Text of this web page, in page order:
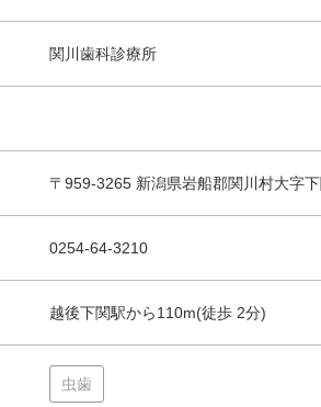
関川歯科診療所
〒959-3265 新潟県岩船郡関川村大字
0254-64-3210
越後下関駅から110m(徒歩 2分)
虫歯